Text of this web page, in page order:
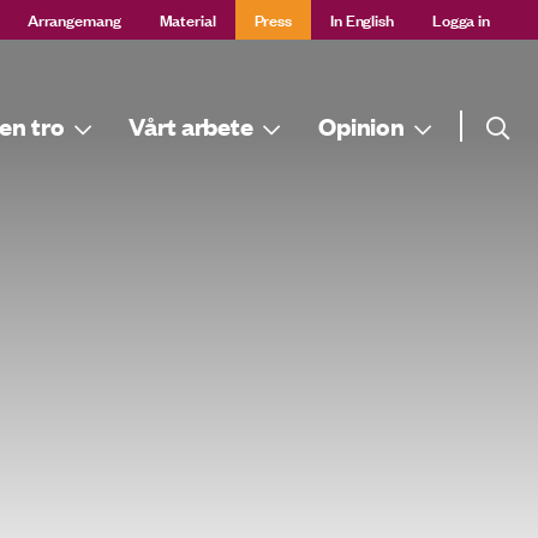
Arrangemang Material Press In English Logga in
tro Vårt arbete Opinion Sök